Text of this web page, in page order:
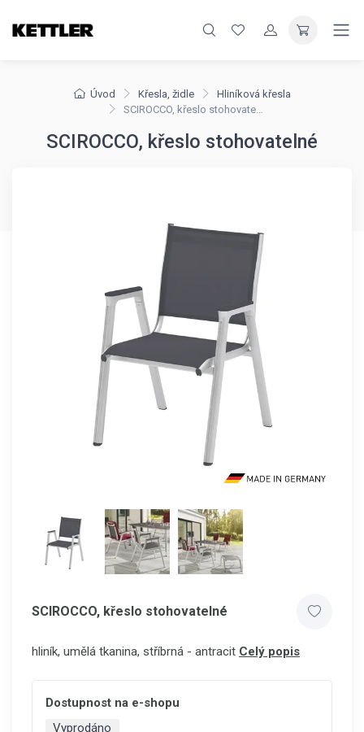
Úvod Křesla, židle
Hliníková křesla
SCIROCCO, křeslo stohovatelné
SCIROCCO, křeslo stohovatelné
SCIROCCO, křeslo stohovatelné
hliník, umělá tkanina, stříbrná - antracit Celý popis
Dostupnost na e-shopu
Vyprodáno